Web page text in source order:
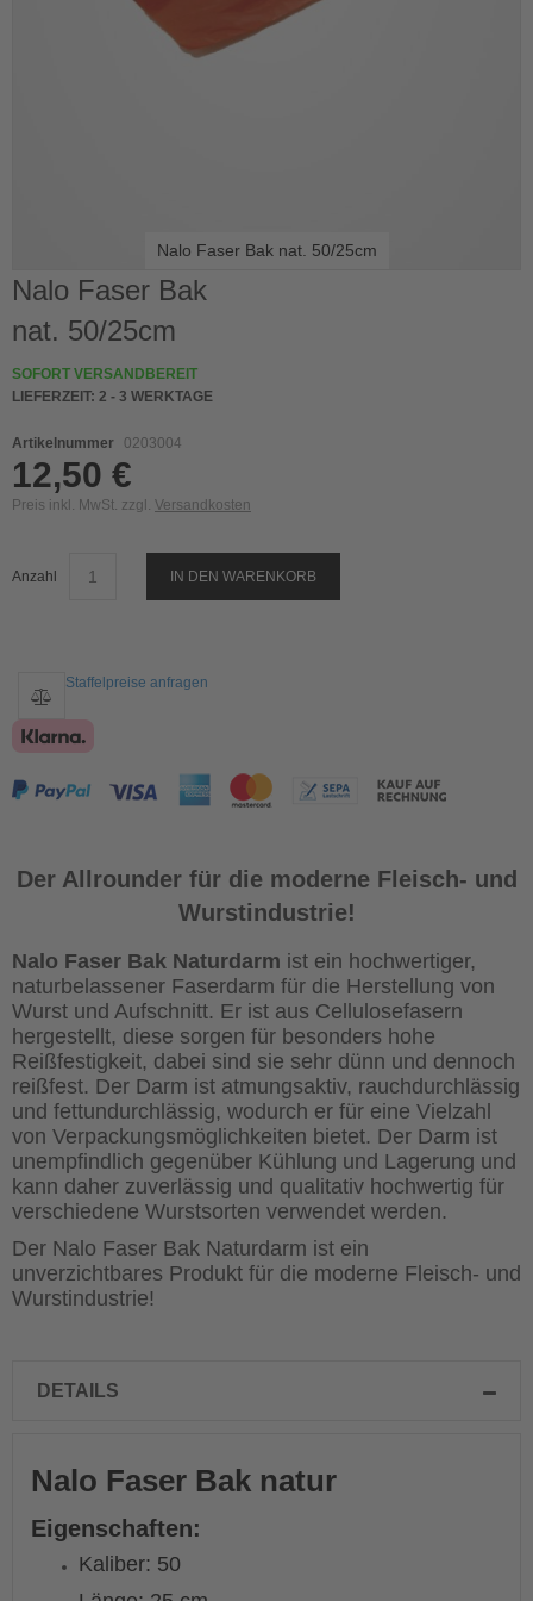
Nalo Faser Bak
nat. 50/25cm
SOFORT VERSANDBEREIT
LIEFERZEIT: 2 - 3 WERKTAGE
Artikelnummer 0203004
12,50 €
Preis inkl. MwSt. zzgl. Versandkosten
Anzahl IN DEN WARENKORB
Staffelpreise anfragen
Der Allrounder für die moderne Fleisch- und
Wurstindustrie!
Nalo Faser Bak Naturdarm ist ein hochwertiger,
naturbelassener Faserdarm für die Herstellung von
Wurst und Aufschnitt. Er ist aus Cellulosefasern
hergestellt, diese sorgen für besonders hohe
Reißfestigkeit, dabei sind sie sehr dünn und dennoch
reißfest. Der Darm ist atmungsaktiv, rauchdurchlässig
und fettundurchlässig, wodurch er für eine Vielzahl
von Verpackungsmöglichkeiten bietet. Der Darm ist
unempfindlich gegenüber Kühlung und Lagerung und
kann daher zuverlässig und qualitativ hochwertig für
verschiedene Wurstsorten verwendet werden.
Der Nalo Faser Bak Naturdarm ist ein
unverzichtbares Produkt für die moderne Fleisch- und
Wurstindustrie!
Nalo Faser Bak nat. 50/25cm
Skip
to
the
of
the
gallery
DETAILS
Nalo Faser Bak natur
Eigenschaften:
Kaliber: 50